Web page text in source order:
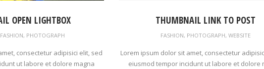
OPEN LIGHTBOX
FASHION, PHOTOGRAPH
consectetur adipisici elit, sed
ut labore et dolore magna
THUMBNAIL LINK TO POST
FASHION, PHOTOGRAPH, WEBSITE
Lorem ipsum dolor sit amet, consectetur
eiusmod tempor incidunt ut labore et dolore